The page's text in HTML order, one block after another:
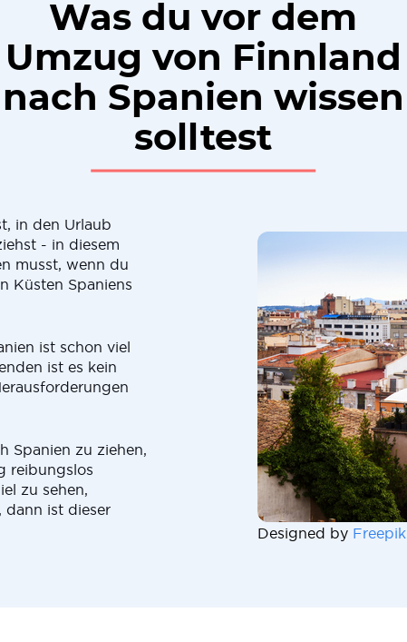
Was du vor dem
Umzug von Finnland
nach Spanien wissen
solltest
in den Urlaub
- in diesem
musst, wenn du
Küsten Spaniens
ist schon viel
ist es kein
Spanien zu ziehen,
reibungslos
zu sehen,
dann ist dieser
Designed by Freepik